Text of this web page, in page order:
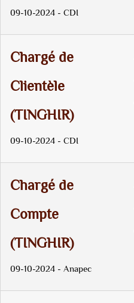
09-10-2024 - CDI
Chargé de
Clientèle
(TINGHIR)
09-10-2024 - CDI
Chargé de
Compte
(TINGHIR)
09-10-2024 - Anapec